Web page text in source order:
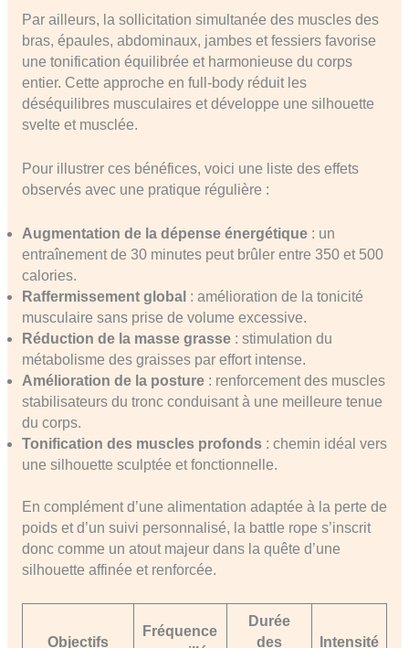
Par ailleurs, la sollicitation simultanée des muscles des
bras, épaules, abdominaux, jambes et fessiers favorise
une tonification équilibrée et harmonieuse du corps
entier. Cette approche en full-body réduit les
déséquilibres musculaires et développe une silhouette
svelte et musclée.
Pour illustrer ces bénéfices, voici une liste des effets
observés avec une pratique régulière :
Augmentation de la dépense énergétique: un
entraînement de 30 minutes peut brûler entre 350 et 500
calories.
Raffermissement global : amélioration de la tonicité
musculaire sans prise de volume excessive.
Réduction de la masse grasse: stimulation du
métabolisme des graisses par effort intense.
Amélioration de la posture: renforcement des muscles
stabilisateurs du tronc conduisant à une meilleure tenue
du corps.
Tonification des muscles profonds: chemin idéal vers
une silhouette sculptée et fonctionnelle.
En complément d’une alimentation adaptée à la perte de
poids et d’un suivi personnalisé, la battle rope s’inscrit
donc comme un atout majeur dans la quête d’une
silhouette affinée et renforcée.
Objectifs
Fréquence
Durée
des
Intensité